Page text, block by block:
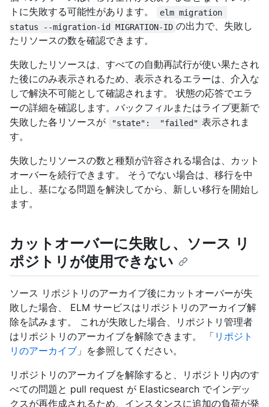
トに失敗する可能性があります。
elm migration
status --migration-id MIGRATION-ID の出力で、失敗し
たリソースの数を確認できます。
失敗したリソースは、すべての自動再試行が使い果たされ
た後にのみ表示されるため、表示されるエラーは、介入な
しで解決不可能として確認されます。 状態の応答でエラ
ーの詳細を確認します。バックフィルまたはライブ更新で
失敗した各リソースが
"state":  "failed" 表示されま
す。
失敗したリソースの数と種類が許容される場合は、カット
オーバーを続行できます。 そうでない場合は、移行を中
止し、基になる問題を解決してから、新しい移行を開始し
ます。
カットオーバーに失敗し、ソース リ
ポジトリが使用できない
ソース リポジトリのアーカイブ後にカットオーバーが失
敗した場合、 ELM サービスはリポジトリのアーカイブ解
除を試みます。 これが失敗した場合、リポジトリ管理者
はリポジトリのアーカイブを解除できます。 「 リポジト
リのアーカイブ 」を参照してください。
リポジトリのアーカイブを解除すると、リポジトリ内のす
べての問題と pull request が Elasticsearch でインデッ
クスが再作成されるため、インスタンスに追加の負荷が発